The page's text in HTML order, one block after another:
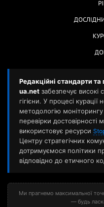
Редакційні стандарти та
ua.net забезпечує високі
гігієни. У процесі
методологію моніторингу
перевірки достовірності
використовує ресурси
Центру стратегічних
дотримуємося політики
відповідно до етичного
Ми прагнемо максимальної
— будь